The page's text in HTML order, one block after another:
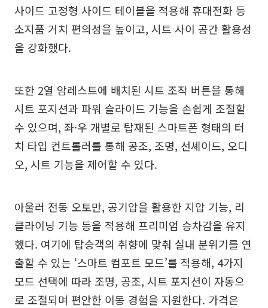
사이드 고정형 사이드 테이블을 적용해 휴대전화 등
소지품 거치 편의성을 높이고, 시트 사이 공간 활용성
을 강화했다.
또한 2열 암레스트에 배치된 시트 조작 버튼을 통해
시트 포지션과 파워 슬라이드 기능을 손쉽게 조절할
수 있으며, 좌·우 개별로 탑재된 스마트폰 형태의 터
치 타입 컨트롤러를 통해 공조, 조명, 선셰이드, 오디
오, 시트 기능을 제어할 수 있다.
아울러 전동 오토만, 공기압을 활용한 지압 기능, 리
클라이닝 기능 등을 적용해 프리미엄 승차감을 유지
했다. 여기에 탑승객의 취향에 맞춰 실내 분위기를 연
출할 수 있는 ‘스마트 컴포트 모드’를 적용해, 4가지
모드 선택에 따라 조명, 공조, 시트 포지션이 자동으
로 조절되며 편안한 이동 경험을 지원한다. 가격은